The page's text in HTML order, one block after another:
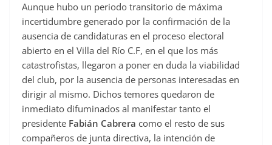
b
o
o
k
Aunque hubo un periodo transitorio de máxima
incertidumbre generado por la confirmación de la
ausencia de candidaturas en el proceso electoral
abierto en el Villa del Río C.F, en el que los más
catastrofistas, llegaron a poner en duda la viabilidad
del club, por la ausencia de personas interesadas en
dirigir al mismo. Dichos temores quedaron de
inmediato difuminados al manifestar tanto el
presidente Fabián Cabrera como el resto de sus
compañeros de junta directiva, la intención de